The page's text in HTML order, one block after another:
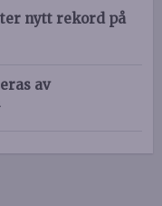
nytt rekord på
av